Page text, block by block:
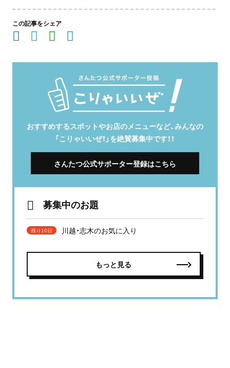
この記事をシェア
おすすめするスポットやお店のメニューなど、みんなの
「こりゃいいぜ！」を絶賛募集中です！！
さんたつ公式サポーター登録はこちら
募集中のお題
残り10日 川越・志木のお気に入り
もっと見る